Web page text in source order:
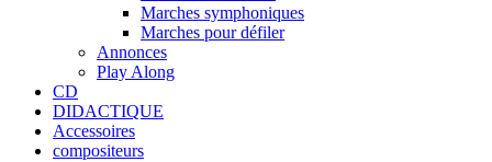
Marches symphoniques
Marches pour défiler
Annonces
Play Along
CD
DIDACTIQUE
Accessoires
compositeurs